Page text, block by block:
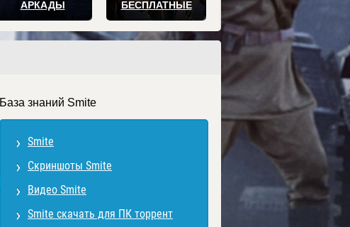
АРКАДЫ БЕСПЛАТНЫЕ
База знаний Smite
Smite
Скриншоты Smite
Видео Smite
Smite скачать для ПК торрент